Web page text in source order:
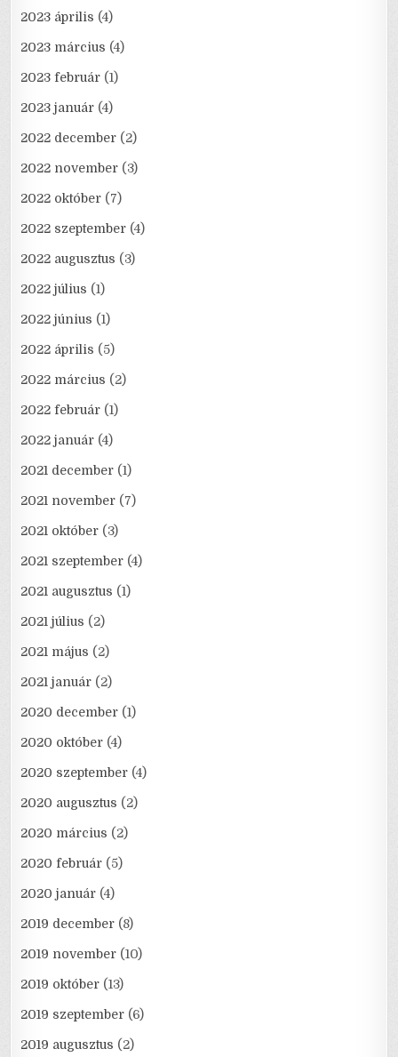
2023 április (4)
2023 március (4)
2023 február (1)
2023 január (4)
2022 december (2)
2022 november (3)
2022 október (7)
2022 szeptember (4)
2022 augusztus (3)
2022 július (1)
2022 június (1)
2022 április (5)
2022 március (2)
2022 február (1)
2022 január (4)
2021 december (1)
2021 november (7)
2021 október (3)
2021 szeptember (4)
2021 augusztus (1)
2021 július (2)
2021 május (2)
2021 január (2)
2020 december (1)
2020 október (4)
2020 szeptember (4)
2020 augusztus (2)
2020 március (2)
2020 február (5)
2020 január (4)
2019 december (8)
2019 november (10)
2019 október (13)
2019 szeptember (6)
2019 augusztus (2)